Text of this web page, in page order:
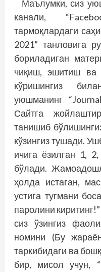
Маълумки, сиз
канали,
тармоқлардаги
2021” танловига
бориладиган
чиқиш, эшитиш ва
кўришингиз
уюшманинг
Сайтга
танишиб
кўзингиз тушади.
ичига ёзилган 1,
бўлади.
ҳолда истаган,
устига тугмани
паролини
сиз ўзингиз
номини (Бу
таркибидаги ва
бир, мисол учун,